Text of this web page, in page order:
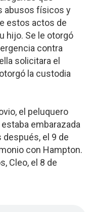
abusos físicos y
estos actos de
hijo. Se le otorgó
contra
solicitara el
la custodia
el peluquero
embarazada
el 9 de
con Hampton.
Cleo, el 8 de